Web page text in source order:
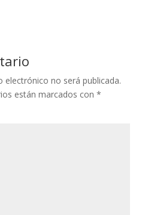
electrónico no será publicada.
están marcados con *